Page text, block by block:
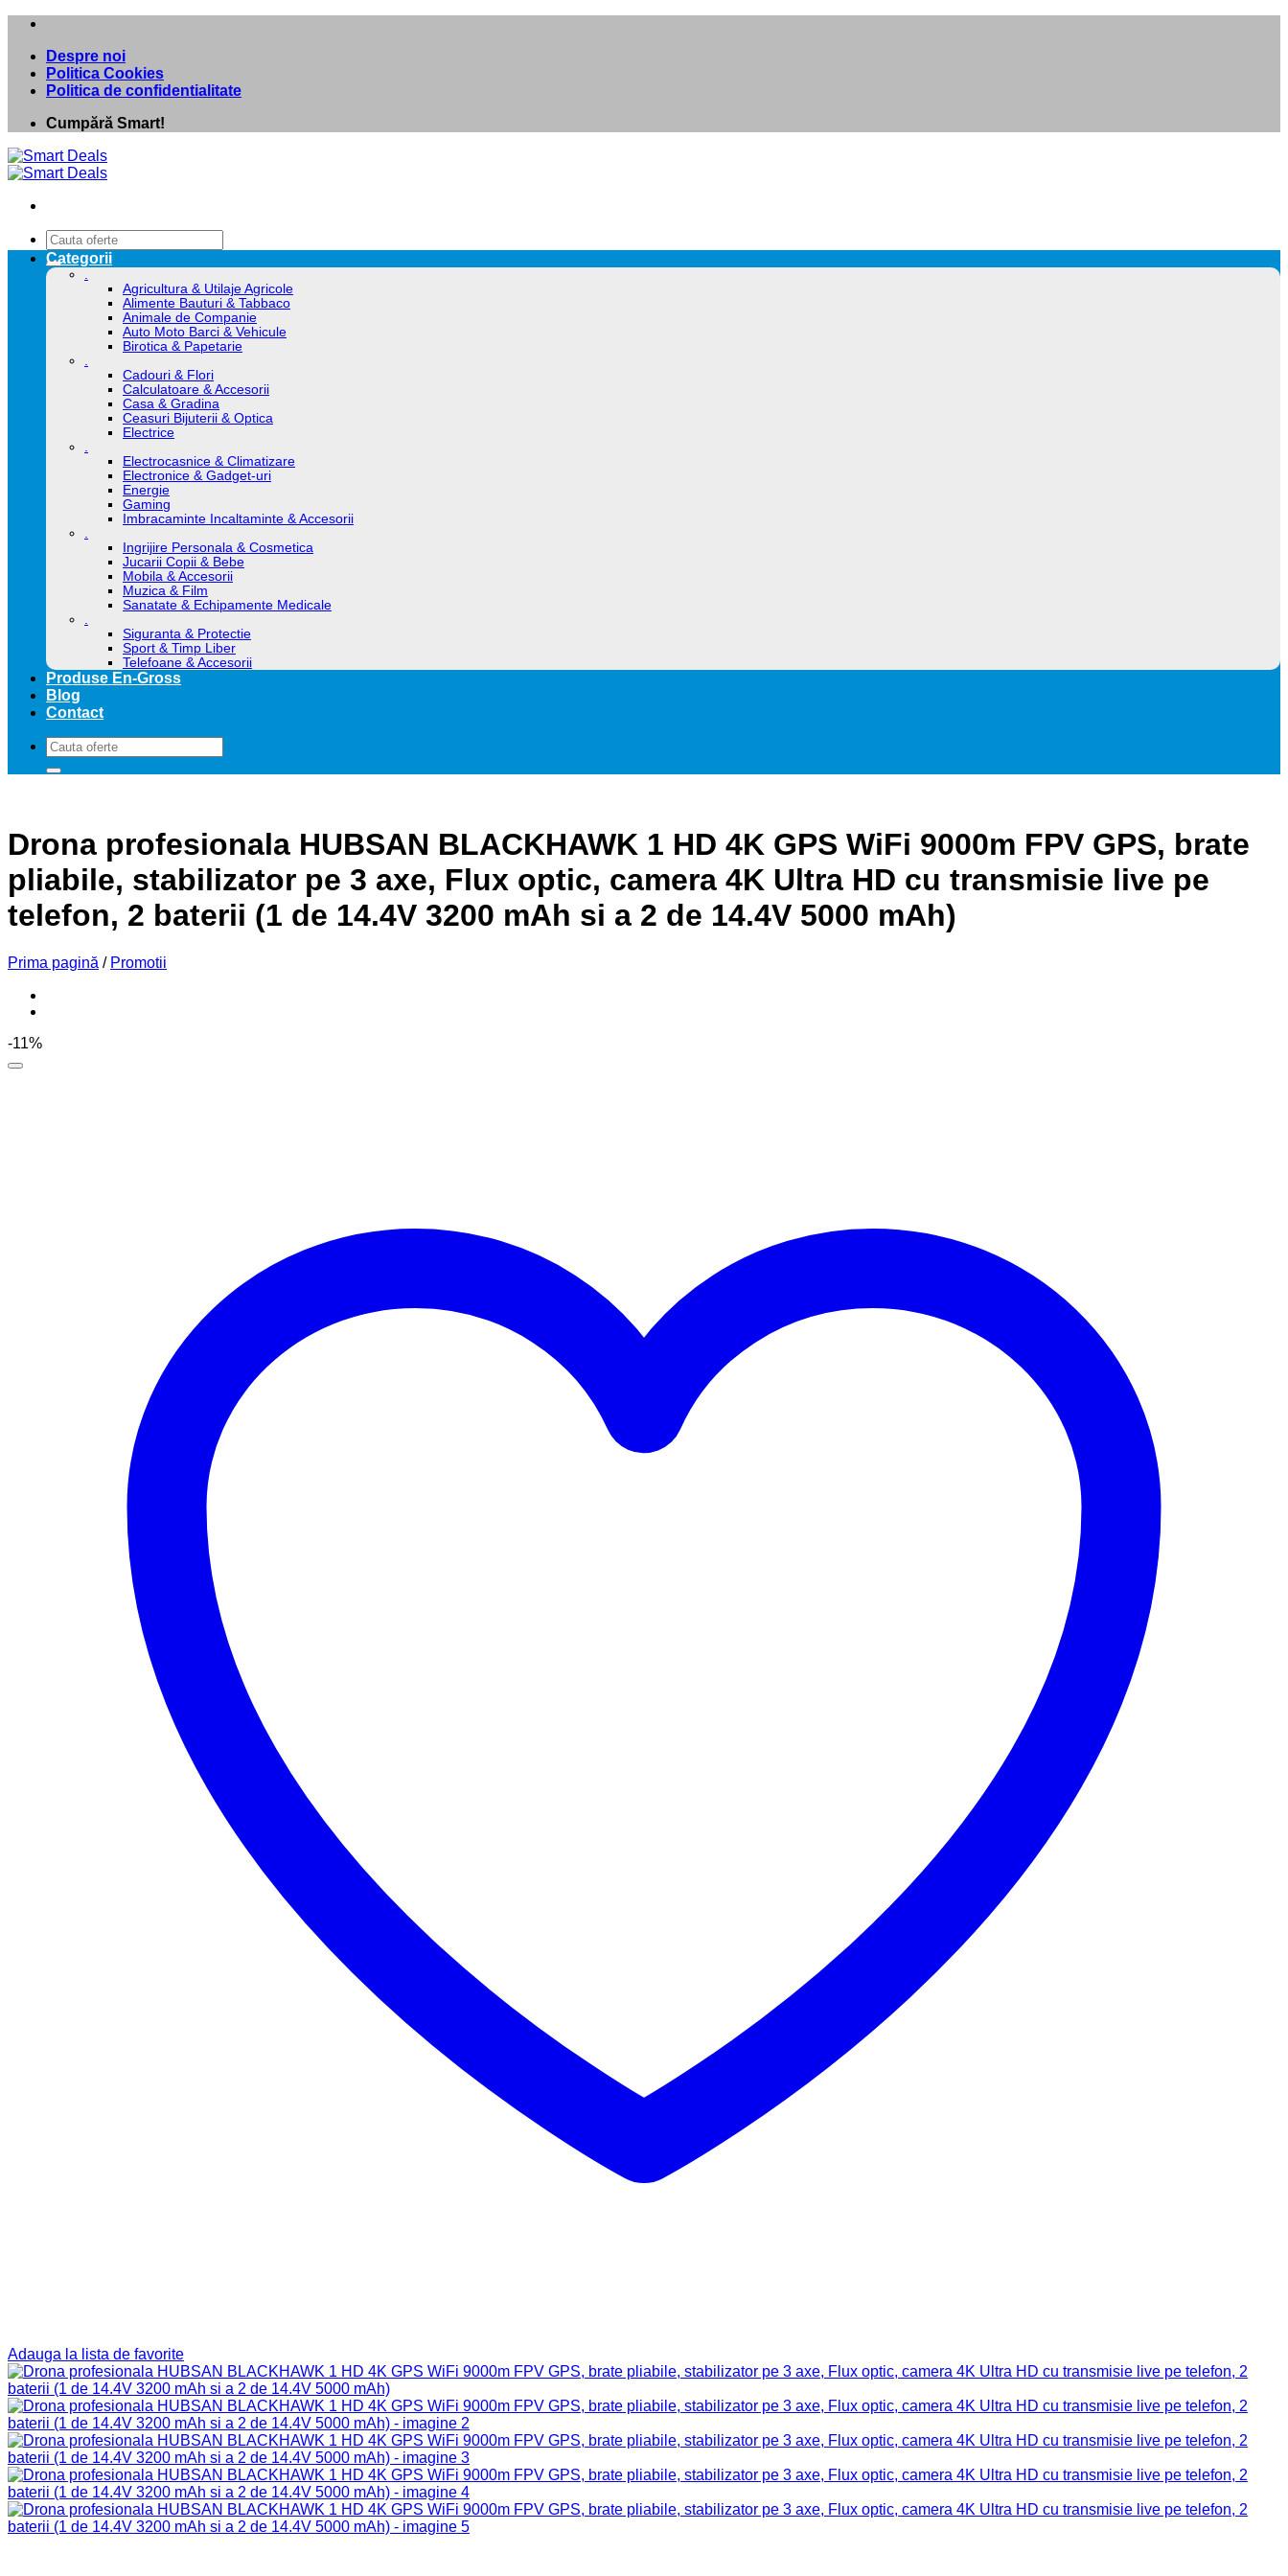
Skip
contentDespre noi
Politica Cookies
Politica de confidentialitate
Cumpără Smart!
Caută
după:
Categorii
.
Agricultura & Utilaje Agricole
Alimente Bauturi & Tabbaco
Animale de Companie
Auto Moto Barci & Vehicule
Birotica & Papetarie
.
Cadouri & Flori
Calculatoare & Accesorii
Casa & Gradina
Ceasuri Bijuterii & Optica
Electrice
.
Electrocasnice & Climatizare
Electronice & Gadget-uri
Energie
Gaming
Imbracaminte Incaltaminte & Accesorii
.
Ingrijire Personala & Cosmetica
Jucarii Copii & Bebe
Mobila & Accesorii
Muzica & Film
Sanatate & Echipamente Medicale
.
Siguranta & Protectie
Sport & Timp Liber
Telefoane & Accesorii
Produse En-Gross
Blog
Contact
Caută
după:
Drona profesionala HUBSAN BLACKHAWK 1 HD 4K GPS WiFi 9000m FPV GPS, brate
pliabile, stabilizator pe 3 axe, Flux optic, camera 4K Ultra HD cu transmisie live pe
telefon, 2 baterii (1 de 14.4V 3200 mAh si a 2 de 14.4V 5000 mAh)
Prima pagină / Promotii
-11%
Adauga la lista de favorite